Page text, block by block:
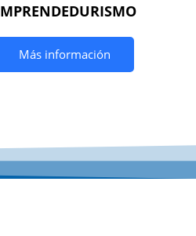
Más información